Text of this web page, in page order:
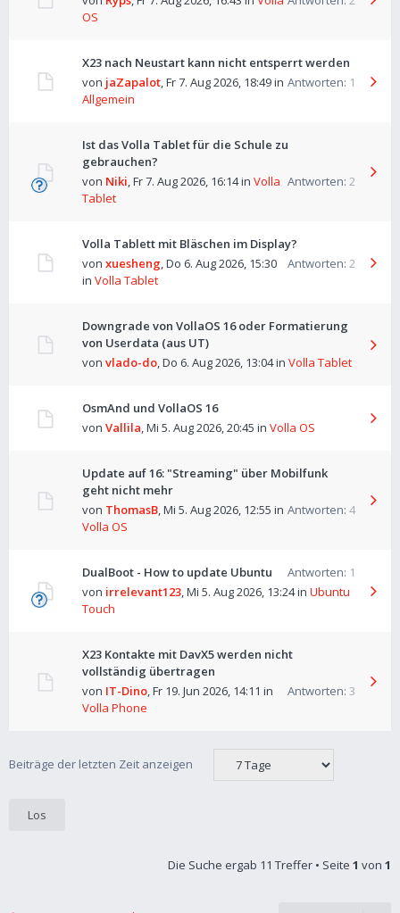
OS
X23 nach Neustart kann nicht entsperrt werden
Antworten: 1
von jaZapalot,Fr 7. Aug 2026, 18:49in
Allgemein
Ist das Volla Tablet für die Schule zu
gebrauchen?
Antworten: 2
von Niki,Fr 7. Aug 2026, 16:14in Volla
Tablet
Volla Tablett mit Bläschen im Display?
Antworten: 2
von xuesheng,Do 6. Aug 2026, 15:30
in Volla Tablet
Downgrade von VollaOS 16 oder Formatierung
von Userdata (aus UT)
von vlado-do,Do 6. Aug 2026, 13:04in Volla Tablet
OsmAnd und VollaOS 16
von Vallila,Mi 5. Aug 2026, 20:45 in Volla OS
Update auf 16: "Streaming" über Mobilfunk
geht nicht mehr
Antworten: 4
von ThomasB,Mi 5. Aug 2026, 12:55 in
Volla OS
DualBoot - How to update Ubuntu Antworten: 1
von irrelevant123,Mi 5. Aug 2026, 13:24in Ubuntu
Touch
X23 Kontakte mit DavX5 werden nicht
vollständig übertragen
Antworten: 3
von IT-Dino,Fr 19. Jun 2026, 14:11 in
Volla Phone
Beiträge der letzten Zeit anzeigen
Die Suche ergab 11 Treffer • Seite 1 von 1